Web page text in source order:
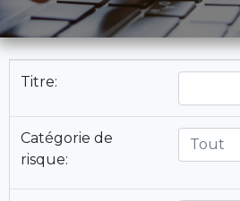
Titre:
Catégorie de
risque:
Tout